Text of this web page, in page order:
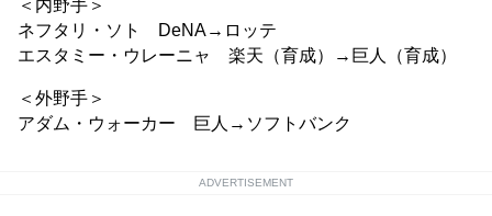
＜内野手＞
ネフタリ・ソト DeNA→ロッテ
エスタミー・ウレーニャ 楽天（育成）→巨人（育成）
＜外野手＞
アダム・ウォーカー 巨人→ソフトバンク
ADVERTISEMENT